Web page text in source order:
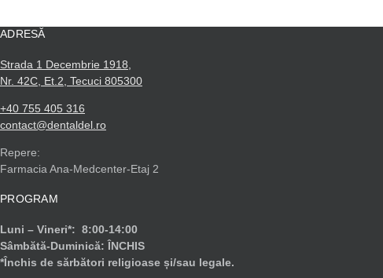
ADRESĂ
Strada 1 Decembrie 1918,
Nr. 42C, Et.2, Tecuci 805300
+40 755 405 316
contact@dentaldel.ro
Repere:
Farmacia Ana-Medcenter-Etaj 2
PROGRAM
Luni – Vineri*: 8:00-14:00
Sâmbătă-Duminică: ÎNCHIS
*Închis de sărbători religioase și/sau legale.